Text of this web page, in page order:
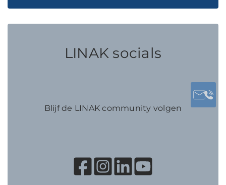
LINAK socials
Blijf de LINAK community volgen